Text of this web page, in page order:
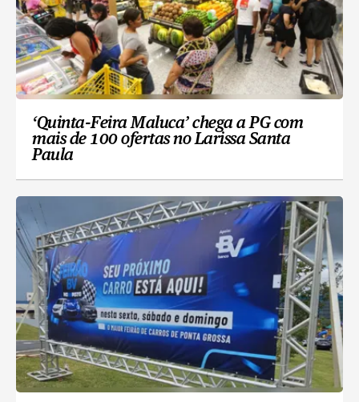
‘Quinta-Feira Maluca’ chega a PG com
mais de 100 ofertas no Larissa Santa
Paula